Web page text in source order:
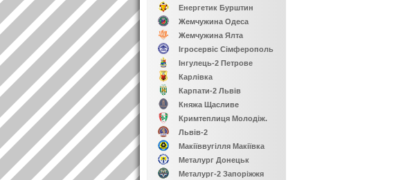
Енергетик Бурштин
Жемчужина Одеса
Жемчужина Ялта
Ігросервіс Сімферополь
Інгулець-2 Петрове
Карлівка
Карпати-2 Львів
Княжа Щасливе
Кримтеплиця Молодіж.
Львів-2
Макіїввугілля Макіївка
Металург Донецьк
Металург-2 Запоріжжя